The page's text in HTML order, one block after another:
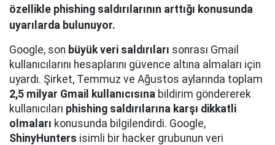
özellikle phishing saldırılarının arttığı konusunda
uyarılarda bulunuyor.
Google, son büyük veri saldırıları sonrası Gmail
kullanıcılarını hesaplarını güvence altına almaları için
uyardı. Şirket, Temmuz ve Ağustos aylarında toplam
2,5 milyar Gmail kullanıcısına bildirim göndererek
kullanıcıları phishing saldırılarına karşı dikkatli
olmaları konusunda bilgilendirdi. Google,
ShinyHunters isimli bir hacker grubunun veri